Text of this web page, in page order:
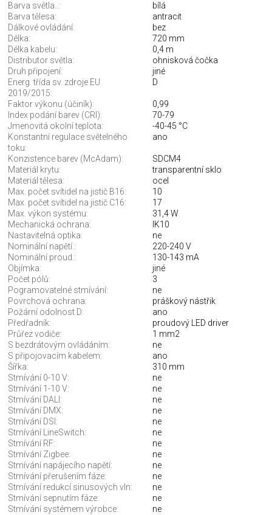
Barva světla..:
bílá
Barva tělesa:
antracit
Dálkové ovládání:
bez
Délka:
720 mm
Délka kabelu:
0,4 m
Distributor světla:
ohnisková čočka
Druh připojení:
jiné
Energ. třída sv. zdroje EU
2019/2015:
D
Faktor výkonu (účiník):
0,99
Index podání barev (CRI):
70-79
Jmenovitá okolní teplota:
-40-45 °C
Konstantní regulace světelného
toku:
ano
Konzistence barev (McAdam):
SDCM4
Materiál krytu:
transparentní sklo
Materiál tělesa:
ocel
Max. počet svítidel na jistič B16:
10
Max. počet svítidel na jistič C16:
17
Max. výkon systému:
31,4 W
Mechanická ochrana:
IK10
Nastavitelná optika:
ne
Nominální napětí.:
220-240 V
Nominální proud.:
130-143 mA
Objímka:
jiné
Počet pólů:
3
Pogramovatelné stmívání:
ne
Povrchová ochrana:
práškový nástřik
Požární odolnost D:
ano
Předřadník:
proudový LED driver
Průřez vodiče:
1 mm2
S bezdrátovým ovládáním:
ne
S připojovacím kabelem:
ano
Šířka:
310 mm
Stmívání 0-10 V:
ne
Stmívání 1-10 V:
ne
Stmívání DALI:
ne
Stmívání DMX:
ne
Stmívání DSI:
ne
Stmívání LineSwitch:
ne
Stmívání RF:
ne
Stmívání Zigbee:
ne
Stmívání napájecího napětí:
ne
Stmívání přerušením fáze:
ne
Stmívání redukcí sinusových vln:
ne
Stmívání sepnutím fáze:
ne
Stmívání systémem výrobce:
ne